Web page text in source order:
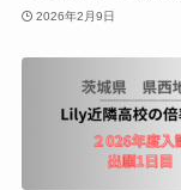
2026年2月9日